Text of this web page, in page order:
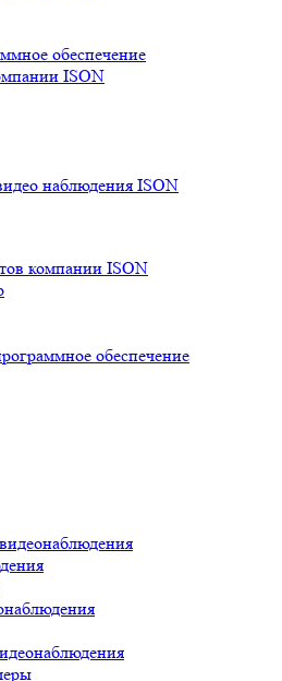
обеспечение
ISON
наблюдения ISON
компании ISON
обеспечение